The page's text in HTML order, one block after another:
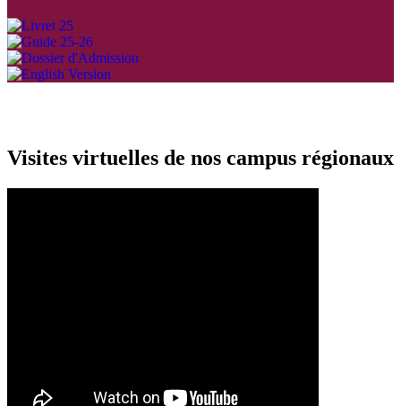
Visites virtuelles de nos campus régionaux